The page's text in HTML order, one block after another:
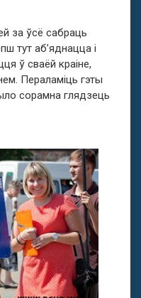
за ўсё сабраць
тут аб’яднацца і
ў сваёй краіне,
Пераламіць гэты
сорамна глядзець